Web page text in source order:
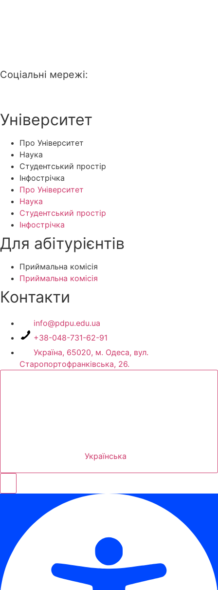
Соціальні мережі:
Університет
Про Університет
Наука
Студентський простір
Інфострічка
Про Університет
Наука
Студентський простір
Інфострічка
Для абітурієнтів
Приймальна комісія
Приймальна комісія
Контакти
info@pdpu.edu.ua
+38-048-731-62-91
Україна, 65020, м. Одеса, вул.
Старопортофранківська, 26.
Українська